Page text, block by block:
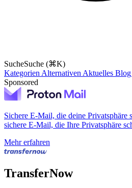
SucheSuche (⌘K)
Kategorien Alternativen Aktuelles Blog
Sponsored
Sichere E-Mail, die deine Privatsphäre
sichere E-Mail, die Ihre Privatsphäre
Mehr erfahren
TransferNow